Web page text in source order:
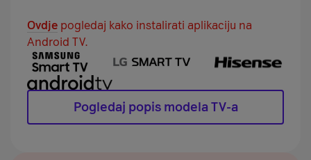
Ovdje pogledaj kako instalirati aplikaciju na
Android TV.
Pogledaj popis modela TV-a